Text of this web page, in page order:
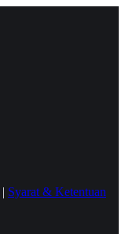
| Syarat & Ketentuan